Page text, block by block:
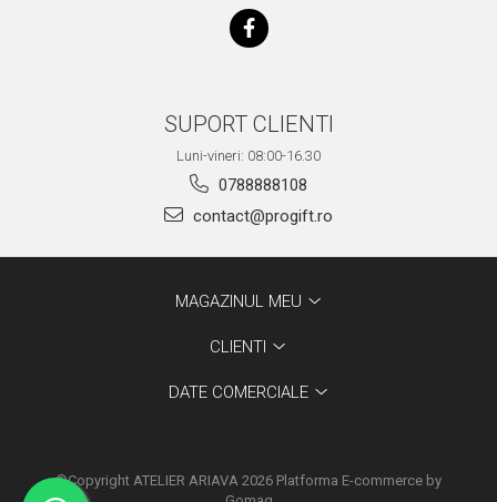
SUPORT CLIENTI
Luni-vineri: 08:00-16.30
0788888108
contact@progift.ro
MAGAZINUL MEU
CLIENTI
DATE COMERCIALE
©Copyright ATELIER ARIAVA 2026 Platforma E-commerce by